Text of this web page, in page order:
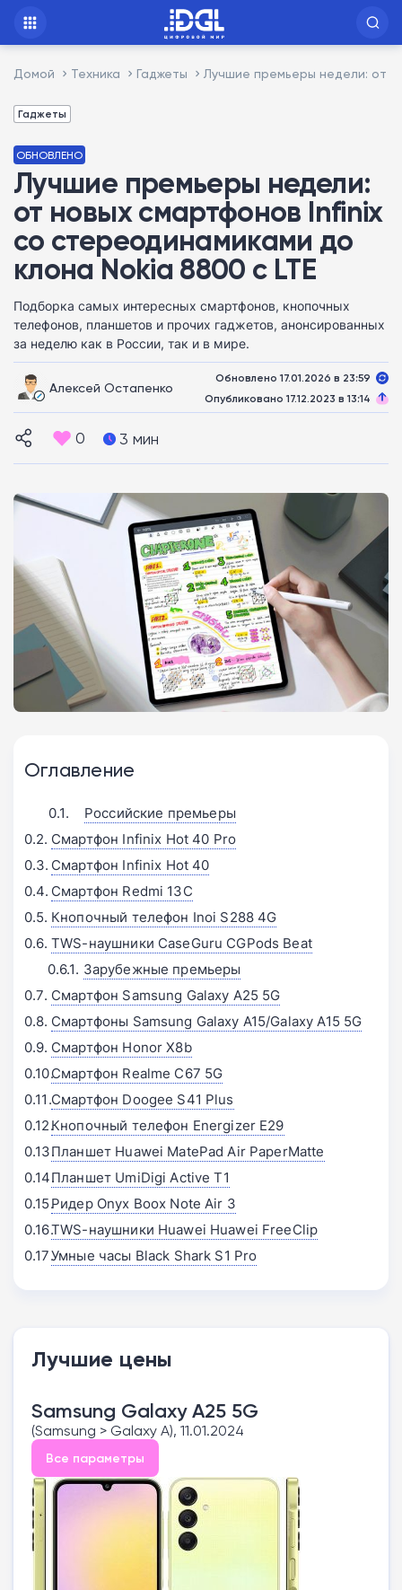
Домой Техника Гаджеты Лучшие премьеры недели: от
Гаджеты
ОБНОВЛЕНО
Лучшие премьеры недели:
от новых смартфонов Infinix
со стереодинамиками до
клона Nokia 8800 с LTE
Подборка самых интересных смартфонов, кнопочных
телефонов, планшетов и прочих гаджетов, анонсированных
за неделю как в России, так и в мире.
Алексей Остапенко
Обновлено 17.01.2026 в 23:59
Опубликовано 17.12.2023 в 13:14
0 3 мин
Оглавление
Российские премьеры
Смартфон Infinix Hot 40 Pro
Смартфон Infinix Hot 40
Смартфон Redmi 13C
Кнопочный телефон Inoi S288 4G
TWS-наушники CaseGuru CGPods Beat
Зарубежные премьеры
Смартфон Samsung Galaxy A25 5G
Смартфоны Samsung Galaxy A15/Galaxy A15 5G
Смартфон Honor X8b
Смартфон Realme C67 5G
Смартфон Doogee S41 Plus
Кнопочный телефон Energizer E29
Планшет Huawei MatePad Air PaperMatte
Планшет UmiDigi Active T1
Ридер Onyx Boox Note Air 3
TWS-наушники Huawei Huawei FreeClip
Умные часы Black Shark S1 Pro
Лучшие цены
Samsung Galaxy A25 5G
(Samsung > Galaxy A), 11.01.2024
Все параметры